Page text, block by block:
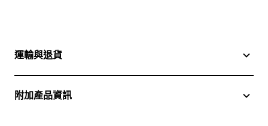
運輸與退貨
附加產品資訊